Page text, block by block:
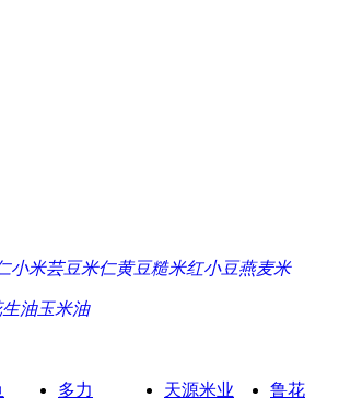
小米芸豆米仁黄豆糙米红小豆燕麦米
油玉米油
多力 天源米业 鲁花